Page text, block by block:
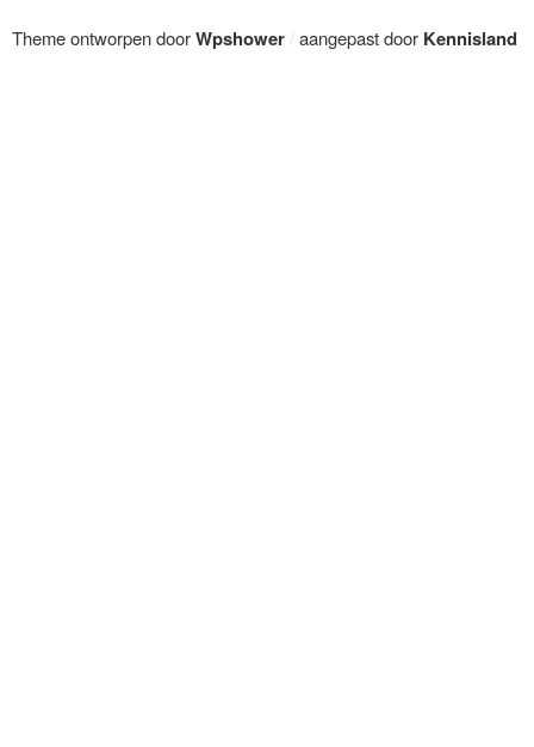
Theme ontworpen doorWpshower /aangepast door Kennisland